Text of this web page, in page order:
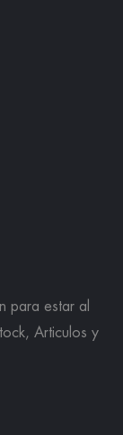
para estar al
Articulos y